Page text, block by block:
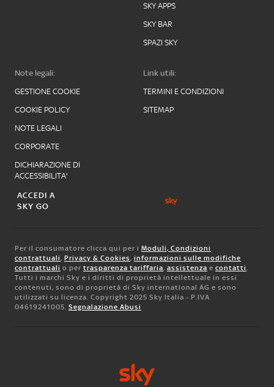
SKY APPS
SKY BAR
SPAZI SKY
Note legali:
GESTIONE COOKIE
COOKIE POLICY
NOTE LEGALI
CORPORATE
DICHIARAZIONE DI
ACCESSIBILITA'
Link utili:
TERMINI E CONDIZIONI
SITEMAP
ACCEDI A
SKY GO
Per il consumatore clicca qui per i Moduli, Condizioni
contrattuali, Privacy & Cookies, informazioni sulle modifiche
contrattuali o per trasparenza tariffaria, assistenza e contatti.
Tutti i marchi Sky e i diritti di proprietà intellettuale in essi
contenuti, sono di proprietà di Sky international AG e sono
utilizzati su licenza. Copyright 2025 Sky Italia - P.IVA
04619241005. Segnalazione Abusi